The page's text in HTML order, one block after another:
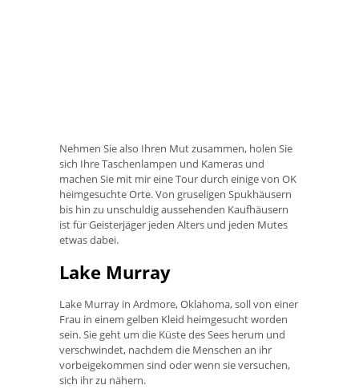
Nehmen Sie also Ihren Mut zusammen, holen Sie
sich Ihre Taschenlampen und Kameras und
machen Sie mit mir eine Tour durch einige von OK
heimgesuchte Orte. Von gruseligen Spukhäusern
bis hin zu unschuldig aussehenden Kaufhäusern
ist für Geisterjäger jeden Alters und jeden Mutes
etwas dabei.
Lake Murray
Lake Murray in Ardmore, Oklahoma, soll von einer
Frau in einem gelben Kleid heimgesucht worden
sein. Sie geht um die Küste des Sees herum und
verschwindet, nachdem die Menschen an ihr
vorbeigekommen sind oder wenn sie versuchen,
sich ihr zu nähern.